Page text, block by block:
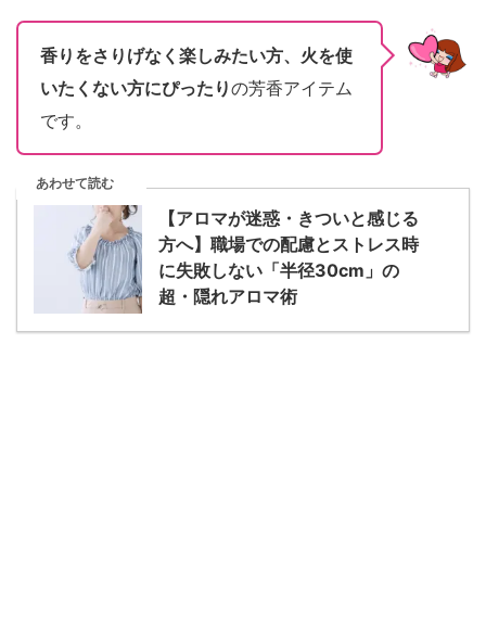
香りをさりげなく楽しみたい方、火を使
いたくない方にぴったりの芳香アイテム
です。
あわせて読む
【アロマが迷惑・きついと感じる
方へ】職場での配慮とストレス時
に失敗しない「半径30cm」の
超・隠れアロマ術